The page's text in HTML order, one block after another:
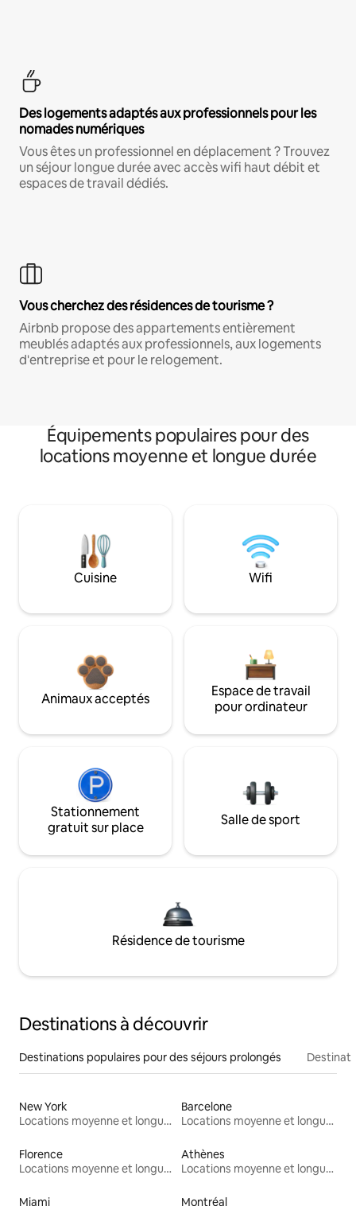
Des logements adaptés aux professionnels pour les
nomades numériques
Vous êtes un professionnel en déplacement ? Trouvez
un séjour longue durée avec accès wifi haut débit et
espaces de travail dédiés.
Vous cherchez des résidences de tourisme ?
Airbnb propose des appartements entièrement
meublés adaptés aux professionnels, aux logements
d'entreprise et pour le relogement.
Équipements populaires pour des
locations moyenne et longue durée
Cuisine Wifi
Animaux acceptés
Espace de travail
pour ordinateur
Stationnement
gratuit sur place
Salle de sport
Résidence de tourisme
Destinations à découvrir
Destinations populaires pour des séjours prolongés
New York
Locations moyenne et longue durée
Barcelone
Locations moyenne et longue durée
Florence
Locations moyenne et longue durée
Athènes
Locations moyenne et longue durée
Miami Montréal